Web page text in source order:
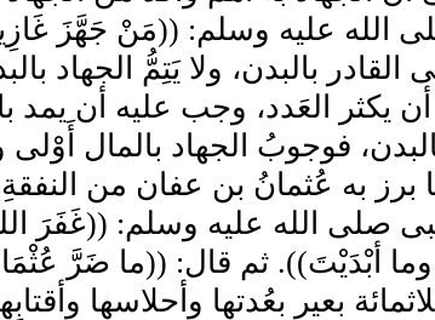
الله عليه وسلم: ((مَنْ جَهَّزَ
بالبدن، ولا يَتِمُّ الجهاد
يكثر العَدد، وجب عليه أن يمد
فوجوبُ الجهاد بالمال
برز به عُثمانُ بن عفان من
صلى الله عليه وسلم: ((غَفَرَ
أبْدَيْتَ)). ثم قال: ((ما ضَرَّ
بعير بعُدتها وأحلاسها